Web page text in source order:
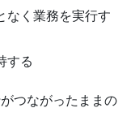
なく業務を実行す
する
つながったままの